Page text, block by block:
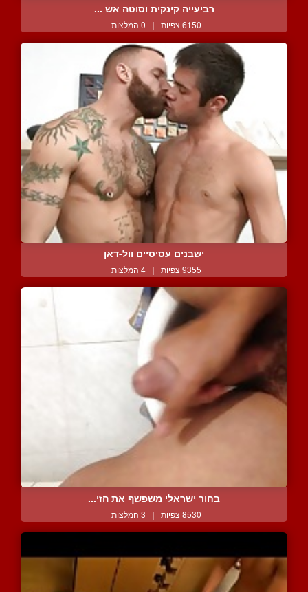
רביעייה קינקית וסוטה אש ...
6150 צפיות | 0 המלצות
ישבנים עסיסיים וול-דאן
9355 צפיות | 4 המלצות
בחור ישראלי משפשף את הזי...
8530 צפיות | 3 המלצות